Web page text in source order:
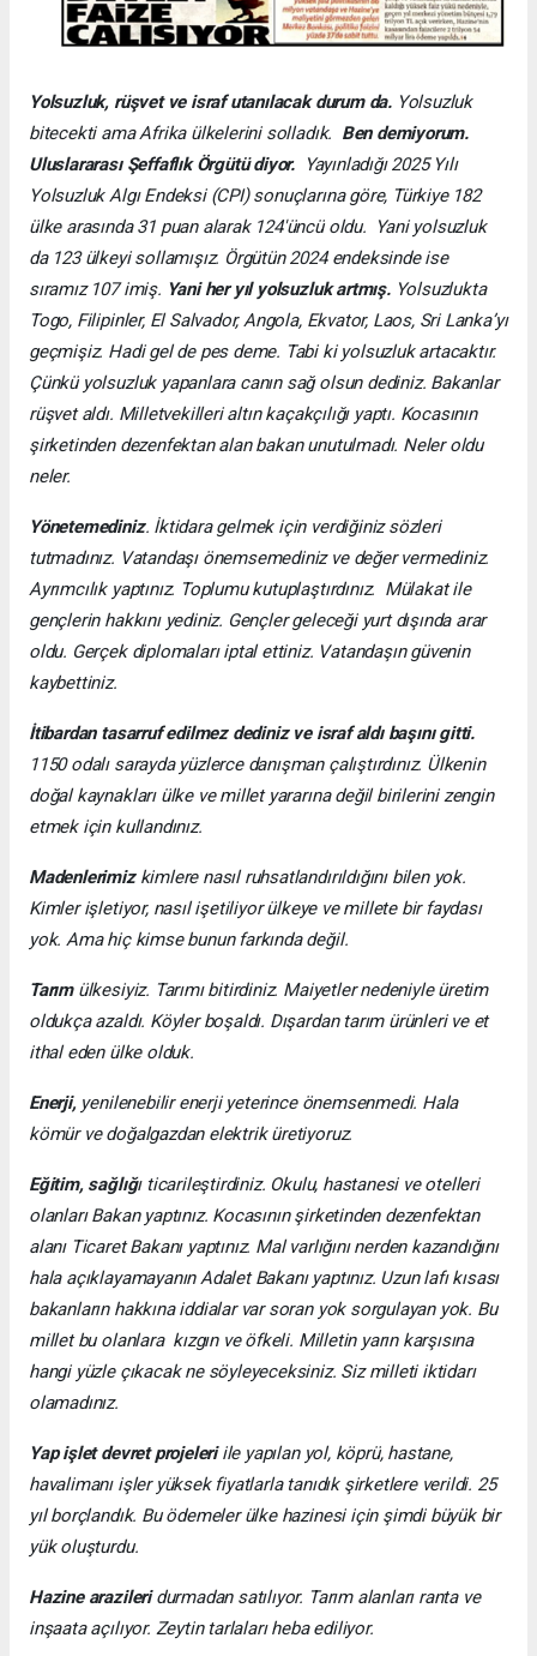
Yolsuzluk, rüşvet ve israf utanılacak durum da.Yolsuzluk
bitecekti ama Afrika ülkelerini solladık. Ben demiyorum.
Uluslararası Şeffaflık Örgütü diyor. Yayınladığı 2025 Yılı
Yolsuzluk Algı Endeksi (CPI) sonuçlarına göre, Türkiye 182
ülke arasında 31 puan alarak 124'üncü oldu. Yani yolsuzluk
da 123 ülkeyi sollamışız. Örgütün 2024 endeksinde ise
sıramız 107 imiş. Yani her yıl yolsuzluk artmış. Yolsuzlukta
Togo, Filipinler, El Salvador, Angola, Ekvator, Laos, Sri Lanka’yı
geçmişiz. Hadi gel de pes deme. Tabi ki yolsuzluk artacaktır.
Çünkü yolsuzluk yapanlara canın sağ olsun dediniz. Bakanlar
rüşvet aldı. Milletvekilleri altın kaçakçılığı yaptı. Kocasının
şirketinden dezenfektan alan bakan unutulmadı. Neler oldu
neler.
Yönetemediniz. İktidara gelmek için verdiğiniz sözleri
tutmadınız. Vatandaşı önemsemediniz ve değer vermediniz.
Ayrımcılık yaptınız. Toplumu kutuplaştırdınız. Mülakat ile
gençlerin hakkını yediniz. Gençler geleceği yurt dışında arar
oldu. Gerçek diplomaları iptal ettiniz. Vatandaşın güvenin
kaybettiniz.
İtibardan tasarruf edilmez dediniz ve israf aldı başını gitti.
1150 odalı sarayda yüzlerce danışman çalıştırdınız. Ülkenin
doğal kaynakları ülke ve millet yararına değil birilerini zengin
etmek için kullandınız.
Madenlerimiz kimlere nasıl ruhsatlandırıldığını bilen yok.
Kimler işletiyor, nasıl işetiliyor ülkeye ve millete bir faydası
yok. Ama hiç kimse bunun farkında değil.
Tarımülkesiyiz. Tarımı bitirdiniz. Maiyetler nedeniyle üretim
oldukça azaldı. Köyler boşaldı. Dışardan tarım ürünleri ve et
ithal eden ülke olduk.
Enerji,yenilenebilir enerji yeterince önemsenmedi. Hala
kömür ve doğalgazdan elektrik üretiyoruz.
Eğitim, sağlığı ticarileştirdiniz. Okulu, hastanesi ve otelleri
olanları Bakan yaptınız. Kocasının şirketinden dezenfektan
alanı Ticaret Bakanı yaptınız. Mal varlığını nerden kazandığını
hala açıklayamayanın Adalet Bakanı yaptınız. Uzun lafı kısası
bakanların hakkına iddialar var soran yok sorgulayan yok. Bu
millet bu olanlara kızgın ve öfkeli. Milletin yarın karşısına
hangi yüzle çıkacak ne söyleyeceksiniz. Siz milleti iktidarı
olamadınız.
Yap işlet devret projeleriile yapılan yol, köprü, hastane,
havalimanı işler yüksek fiyatlarla tanıdık şirketlere verildi. 25
yıl borçlandık. Bu ödemeler ülke hazinesi için şimdi büyük bir
yük oluşturdu.
Hazine arazileridurmadan satılıyor. Tarım alanları ranta ve
inşaata açılıyor. Zeytin tarlaları heba ediliyor.